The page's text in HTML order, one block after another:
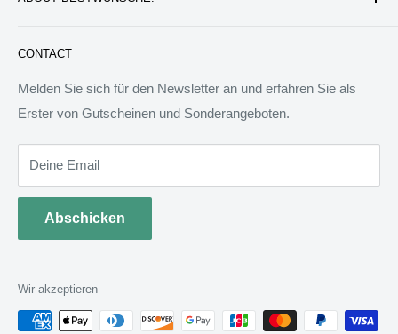
Service & Verpflichtung
Versand & Bearbeitung
CONTACT
Melden Sie sich für den Newsletter an und erfahren Sie als
Erster von Gutscheinen und Sonderangeboten.
Deine Email
Abschicken
finden, die das Leben besser machen können. Wir werden
allen Menschen auf der Welt besondere Dinge anbieten.
Wir sind bereit, jedem zu helfen, ein ideales Tagebuch zu
Wir akzeptieren